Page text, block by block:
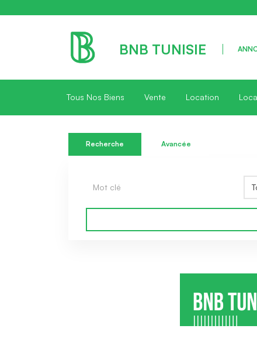
BNB TUNISIE
Tous Nos Biens Vente Location
Recherche Avancée